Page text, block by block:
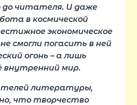
до читателя. И даже
в космической
экономическое
смогли погасить в ней
огонь – а лишь
внутренний мир.
литературы,
что творчество